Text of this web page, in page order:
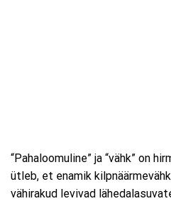
“Pahaloomuline” ja “vähk” on
ütleb, et enamik
vähirakud levivad